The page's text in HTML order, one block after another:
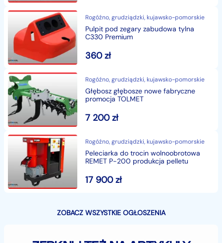
Rogóźno, grudziądzki, kujawsko-pomorskie
Pulpit pod zegary zabudowa tylna
C330 Premium
360zł
Rogóźno, grudziądzki, kujawsko-pomorskie
Głębosz głębosze nowe fabryczne
promocja TOLMET
7 200zł
Rogóźno, grudziądzki, kujawsko-pomorskie
Peleciarka do trocin wolnoobrotowa
REMET P-200 produkcja pelletu
17 900zł
ZOBACZ WSZYSTKIE OGŁOSZENIA